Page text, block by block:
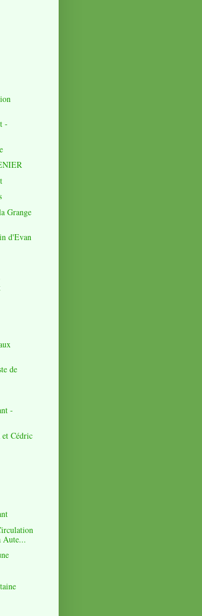
-
Grange
d'Evan
de
-
et Cédric
Aute...